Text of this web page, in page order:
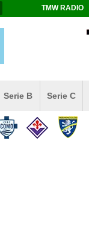
TMW RADIO
Serie B Serie C